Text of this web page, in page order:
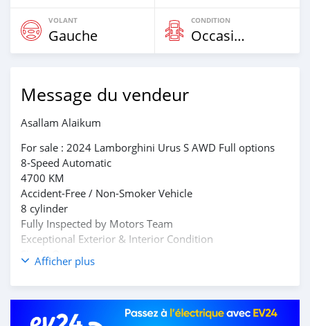
VOLANT
Gauche
CONDITION
Occasion
Message du vendeur
Asallam Alaikum
For sale : 2024 Lamborghini Urus S AWD Full options
8-Speed Automatic
4700 KM
Accident-Free / Non-Smoker Vehicle
8 cylinder
Fully Inspected by Motors Team
Exceptional Exterior & Interior Condition
Single Owner
Afficher plus